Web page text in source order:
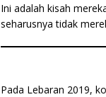
Ini adalah kisah
seharusnya tidak
Pada Lebaran 2019,